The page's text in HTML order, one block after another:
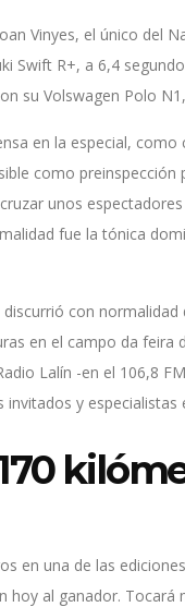
Vinyes, el único del
Swift R+, a 6,4
su Volswagen Polo
en la especial,
como preinspección
unos
fue la tónica
con
en el campo da feira
Lalín -en el 106,8
invitados y
en una de las
hoy al ganador.